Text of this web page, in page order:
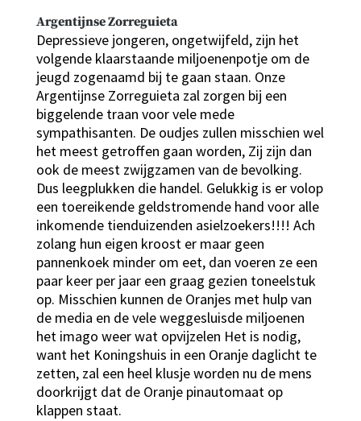
Argentijnse Zorreguieta
Depressieve jongeren, ongetwijfeld, zijn het
volgende klaarstaande miljoenenpotje om de
jeugd zogenaamd bij te gaan staan. Onze
Argentijnse Zorreguieta zal zorgen bij een
biggelende traan voor vele mede
sympathisanten. De oudjes zullen misschien wel
het meest getroffen gaan worden, Zij zijn dan
ook de meest zwijgzamen van de bevolking.
Dus leegplukken die handel. Gelukkig is er volop
een toereikende geldstromende hand voor alle
inkomende tienduizenden asielzoekers!!!! Ach
zolang hun eigen kroost er maar geen
pannenkoek minder om eet, dan voeren ze een
paar keer per jaar een graag gezien toneelstuk
op. Misschien kunnen de Oranjes met hulp van
de media en de vele weggesluisde miljoenen
het imago weer wat opvijzelen Het is nodig,
want het Koningshuis in een Oranje daglicht te
zetten, zal een heel klusje worden nu de mens
doorkrijgt dat de Oranje pinautomaat op
klappen staat.